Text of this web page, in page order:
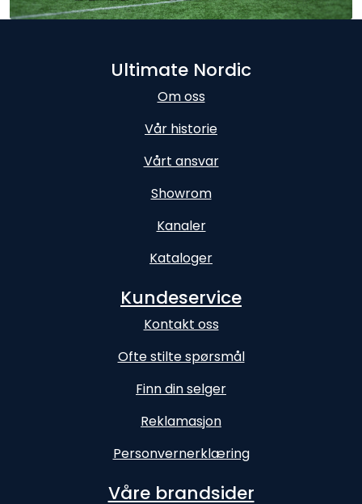
Ultimate Nordic
Om oss
Vår historie
Vårt ansvar
Showrom
Kanaler
Kataloger
Kundeservice
Kontakt oss
Ofte stilte spørsmål
Finn din selger
Reklamasjon
Personvernerklæring
Våre brandsider